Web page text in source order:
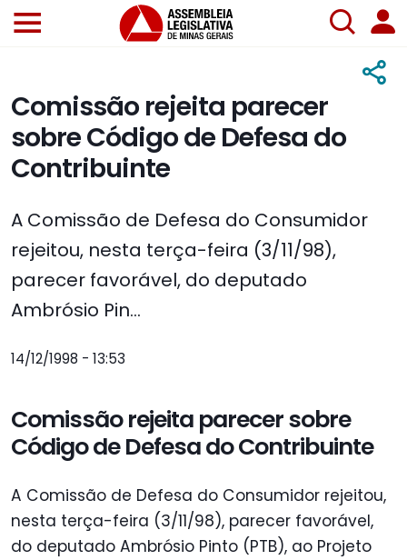
Comissão rejeita parecer
sobre Código de Defesa do
Contribuinte
A Comissão de Defesa do Consumidor
rejeitou, nesta terça-feira (3/11/98),
parecer favorável, do deputado
Ambrósio Pin...
14/12/1998 - 13:53
Comissão rejeita parecer sobre
Código de Defesa do Contribuinte
A Comissão de Defesa do Consumidor rejeitou,
nesta terça-feira (3/11/98), parecer favorável,
do deputado Ambrósio Pinto (PTB), ao Projeto